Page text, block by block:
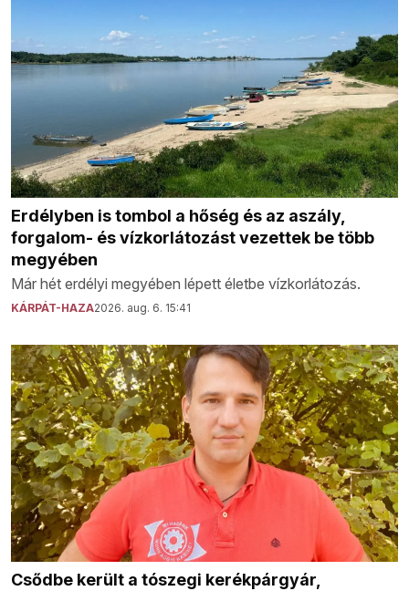
Erdélyben is tombol a hőség és az aszály,
forgalom- és vízkorlátozást vezettek be több
megyében
Már hét erdélyi megyében lépett életbe vízkorlátozás.
KÁRPÁT-HAZA2026. aug. 6. 15:41
Csődbe került a tószegi kerékpárgyár,